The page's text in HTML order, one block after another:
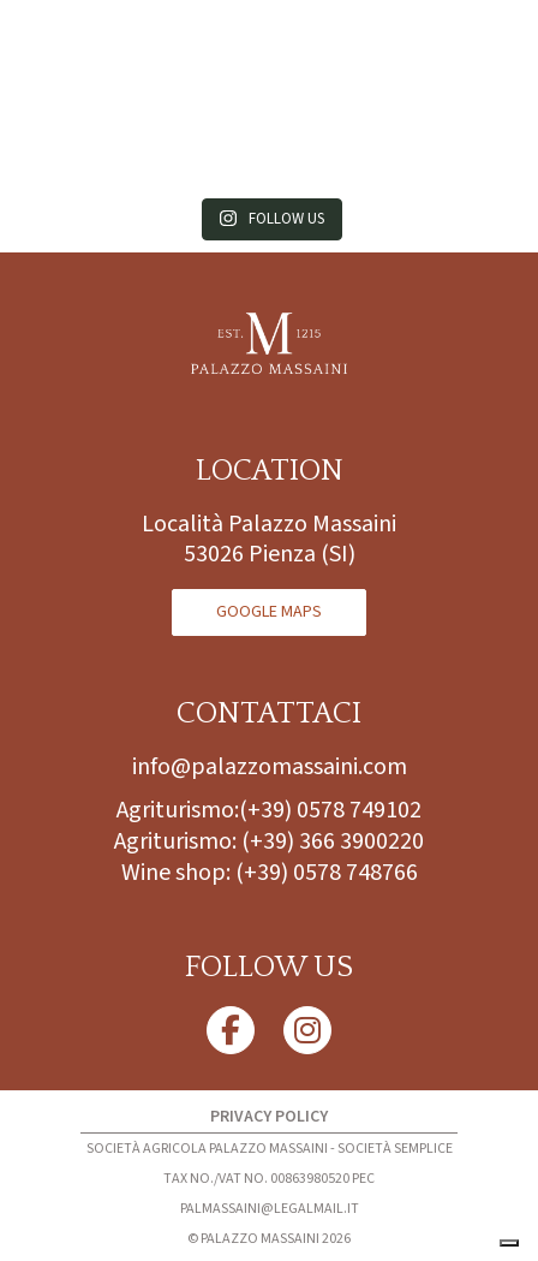
FOLLOW US
LOCATION
Località Palazzo Massaini
53026 Pienza (SI)
GOOGLE MAPS
CONTATTACI
info@palazzomassaini.com
Agriturismo:(+39) 0578 749102
Agriturismo: (+39) 366 3900220
Wine shop: (+39) 0578 748766
FOLLOW US
PRIVACY POLICY
SOCIETÀ AGRICOLA PALAZZO MASSAINI - SOCIETÀ SEMPLICE
TAX NO./VAT NO. 00863980520 PEC
PALMASSAINI@LEGALMAIL.IT
© PALAZZO MASSAINI 2026